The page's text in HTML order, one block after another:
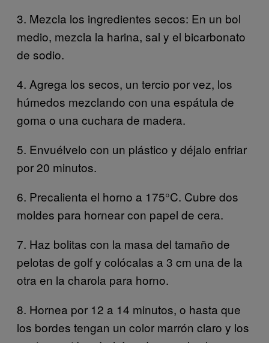
3. Mezcla los ingredientes secos: En un bol
medio, mezcla la harina, sal y el bicarbonato
de sodio.
4. Agrega los secos, un tercio por vez, los
húmedos mezclando con una espátula de
goma o una cuchara de madera.
5. Envuélvelo con un plástico y déjalo enfriar
por 20 minutos.
6. Precalienta el horno a 175°C. Cubre dos
moldes para hornear con papel de cera.
7. Haz bolitas con la masa del tamaño de
pelotas de golf y colócalas a 3 cm una de la
otra en la charola para horno.
8. Hornea por 12 a 14 minutos, o hasta que
los bordes tengan un color marrón claro y los